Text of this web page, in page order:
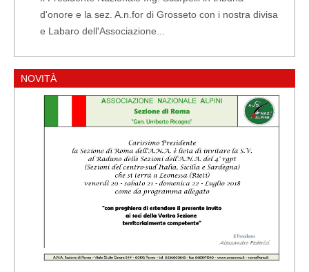
d'onore e la sez. A.n.for di Grosseto con i nostra divisa
e Labaro dell'Associazione...
NOVITÀ